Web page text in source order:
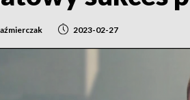
2023-02-27